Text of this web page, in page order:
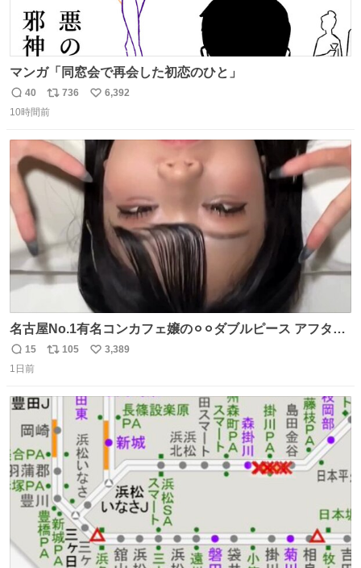
マンガ「同窓会で再会した初恋のひと」
返
信
40
リ
ポ
ト
数
736
い
6,392
10時間前
名古屋No.1有名コンカフェ嬢の⚪︎⚪︎ダブルピース アフター
で毎回これしてくれたらそりゃ通うわw
返
信
15
リ
ト
数
105
い
3,389
1日前